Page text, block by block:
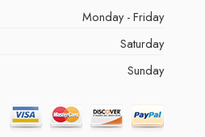
Monday - Friday
Saturday
Sunday